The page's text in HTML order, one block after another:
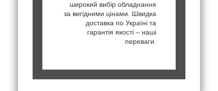
широкий вибір обладнання
за вигідними цінами. Швидка
доставка по Україні та
гарантія якості – наші
переваги.